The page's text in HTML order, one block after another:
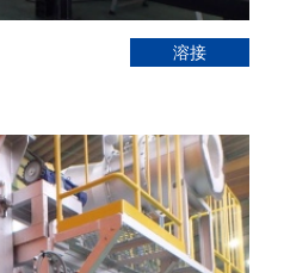
溶接